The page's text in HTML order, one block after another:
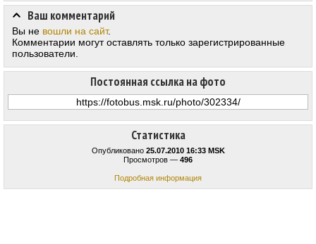
Статистика
Опубликовано 25.07.2010 16:33 MSK
Просмотров — 496
Подробная информация
Постоянная ссылка на фото
Ваш комментарий
Вы не вошли на сайт.
Комментарии могут оставлять только зарегистрированные
пользователи.